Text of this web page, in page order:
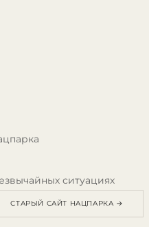
ситуациях
СТАРЫЙ САЙТ НАЦПАРКА →